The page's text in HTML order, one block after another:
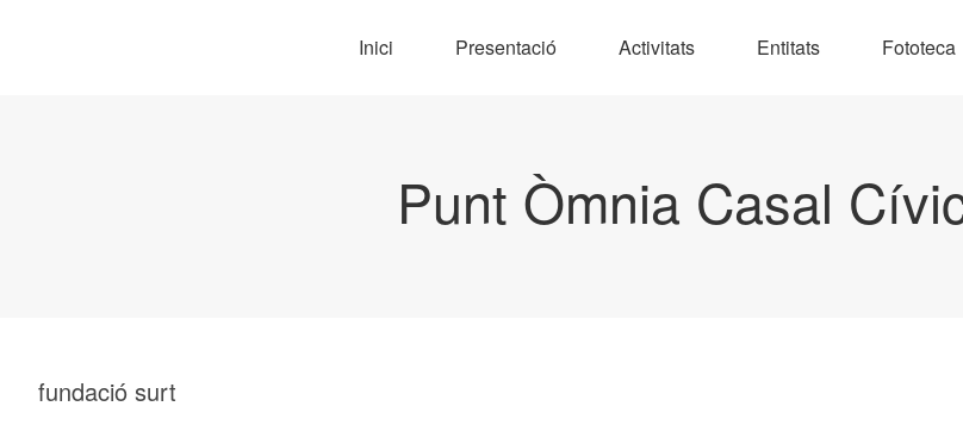
Inici Presentació Activitats Entitats Fototeca
Punt Òmnia Casal
fundació surt